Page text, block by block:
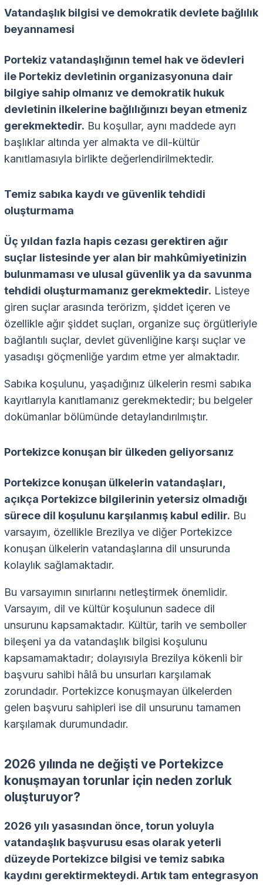
Vatandaşlık bilgisi ve demokratik devlete bağlılık
beyannamesi
Portekiz vatandaşlığının temel hak ve ödevleri
ile Portekiz devletinin organizasyonuna dair
bilgiye sahip olmanız ve demokratik hukuk
devletinin ilkelerine bağlılığınızı beyan etmeniz
gerekmektedir. Bu koşullar, aynı maddede ayrı
başlıklar altında yer almakta ve dil-kültür
kanıtlamasıyla birlikte değerlendirilmektedir.
Temiz sabıka kaydı ve güvenlik tehdidi
oluşturmama
Üç yıldan fazla hapis cezası gerektiren ağır
suçlar listesinde yer alan bir mahkûmiyetinizin
bulunmaması ve ulusal güvenlik ya da savunma
tehdidi oluşturmamanız gerekmektedir. Listeye
giren suçlar arasında terörizm, şiddet içeren ve
özellikle ağır şiddet suçları, organize suç örgütleriyle
bağlantılı suçlar, devlet güvenliğine karşı suçlar ve
yasadışı göçmenliğe yardım etme yer almaktadır.
Sabıka koşulunu, yaşadığınız ülkelerin resmi sabıka
kayıtlarıyla kanıtlamanız gerekmektedir; bu belgeler
dokümanlar bölümünde detaylandırılmıştır.
Portekizce konuşan bir ülkeden geliyorsanız
Portekizce konuşan ülkelerin vatandaşları,
açıkça Portekizce bilgilerinin yetersiz olmadığı
sürece dil koşulunu karşılanmış kabul edilir. Bu
varsayım, özellikle Brezilya ve diğer Portekizce
konuşan ülkelerin vatandaşlarına dil unsurunda
kolaylık sağlamaktadır.
Bu varsayımın sınırlarını netleştirmek önemlidir.
Varsayım, dil ve kültür koşulunun sadece dil
unsurunu kapsamaktadır. Kültür, tarih ve semboller
bileşeni ya da vatandaşlık bilgisi koşulunu
kapsamamaktadır; dolayısıyla Brezilya kökenli bir
başvuru sahibi hâlâ bu unsurları karşılamak
zorundadır. Portekizce konuşmayan ülkelerden
gelen başvuru sahipleri ise dil unsurunu tamamen
karşılamak durumundadır.
2026 yılında ne değişti ve Portekizce
konuşmayan torunlar için neden zorluk
oluşturuyor?
2026 yılı yasasından önce, torun yoluyla
vatandaşlık başvurusu esas olarak yeterli
düzeyde Portekizce bilgisi ve temiz sabıka
kaydını gerektirmekteydi. Artık tam entegrasyon